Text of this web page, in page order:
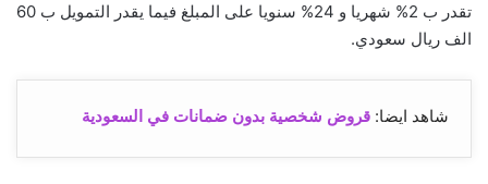
تقدر ب 2% شهريا و 24% سنويا على المبلغ فيما يقدر التمويل ب 60
الف ريال سعودي.
شاهد ايضا: قروض شخصية بدون ضمانات في السعودية